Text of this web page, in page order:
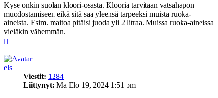
Kyse onkin suolan kloori-osasta. Klooria tarvitaan vatsahapon
muodostamiseen eikä sitä saa yleensä tarpeeksi muista ruoka-
aineista. Esim. maitoa pitäisi juoda yli 2 litraa. Muissa ruoka-aineissa
vieläkin vähemmän.
els
Viestit: 1284
Liittynyt: Ma Elo 19, 2024 1:51 pm